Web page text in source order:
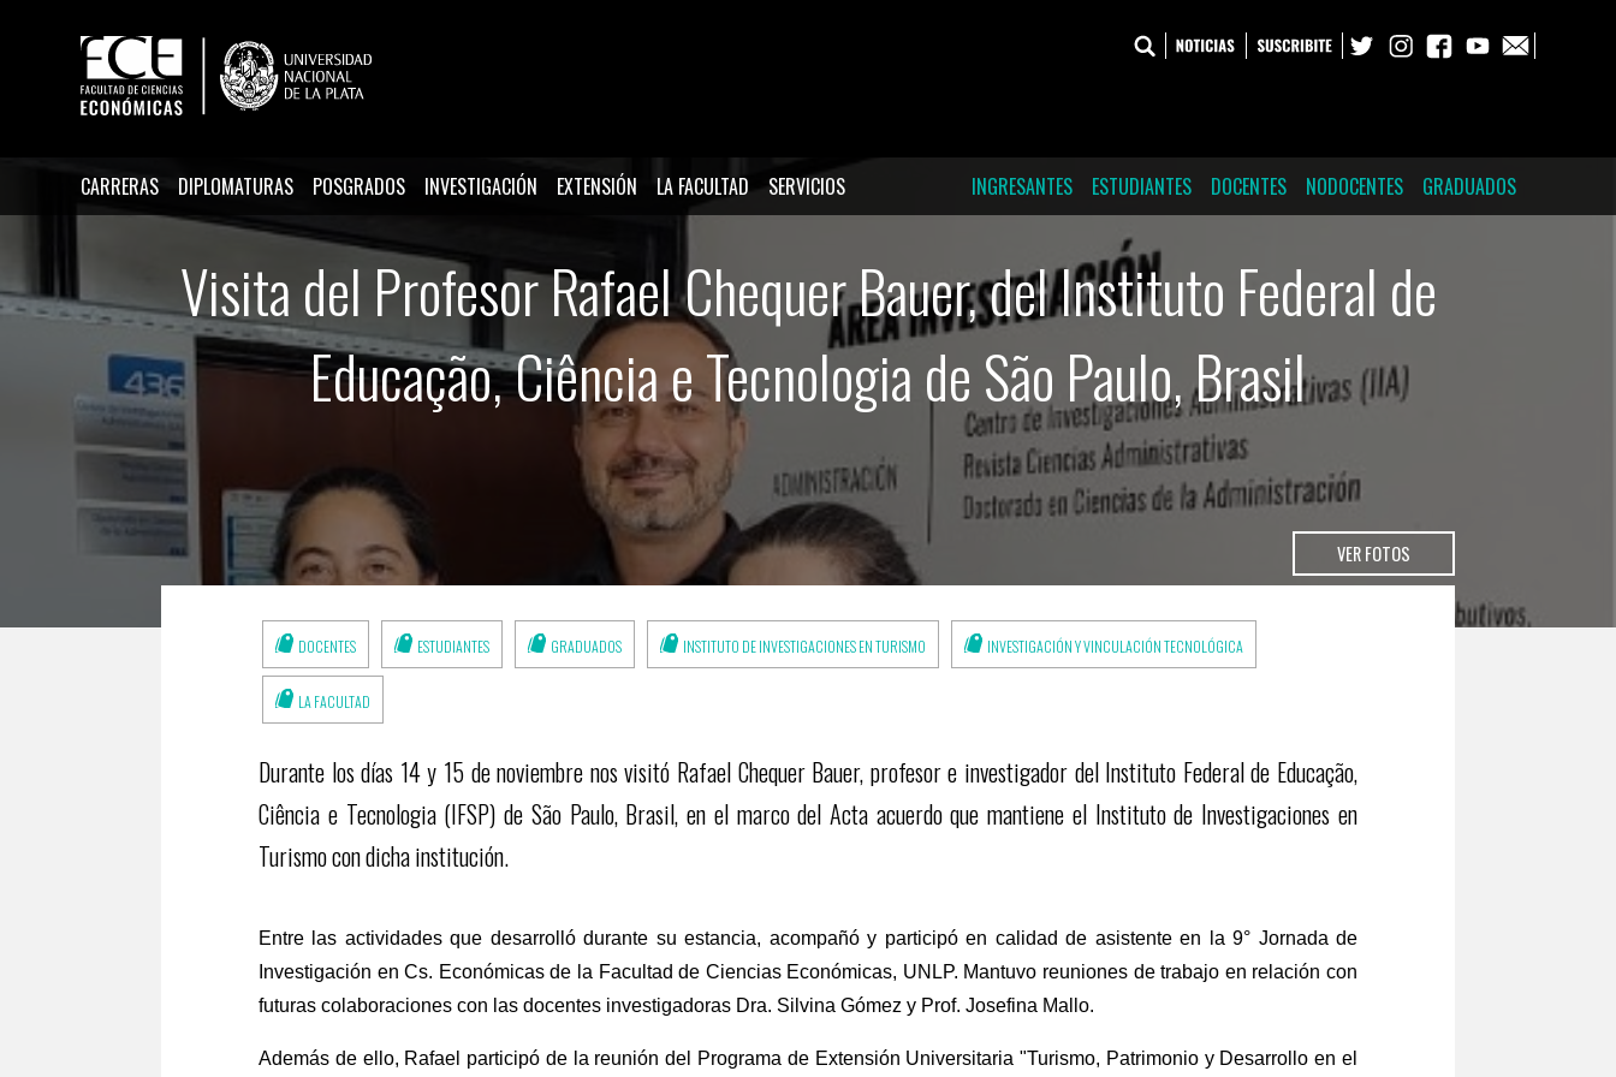
CARRERAS DIPLOMATURAS POSGRADOS INVESTIGACIÓN EXTENSIÓN LA FACULTAD SERVICIOS GRADUADOS
NODOCENTES
DOCENTES
ESTUDIANTES
INGRESANTES
Visita del Profesor Rafael Chequer Bauer, del Instituto Federal de
Educação, Ciência e Tecnologia de São Paulo, Brasil
VER FOTOS
DOCENTES ESTUDIANTES GRADUADOS INSTITUTO DE INVESTIGACIONES EN TURISMO INVESTIGACIÓN Y VINCULACIÓN TECNOLÓGICA
LA FACULTAD
Durante los días 14 y 15 de noviembre nos visitó Rafael Chequer Bauer, profesor e investigador del Instituto Federal de Educação,
Ciência e Tecnologia (IFSP) de São Paulo, Brasil, en el marco del Acta acuerdo que mantiene el Instituto de Investigaciones en
Turismo con dicha institución.
Entre las actividades que desarrolló durante su estancia, acompañó y participó en calidad de asistente en la 9° Jornada de
Investigación en Cs. Económicas de la Facultad de Ciencias Económicas, UNLP. Mantuvo reuniones de trabajo en relación con
futuras colaboraciones con las docentes investigadoras Dra. Silvina Gómez y Prof. Josefina Mallo.
Además de ello, Rafael participó de la reunión del Programa de Extensión Universitaria "Turismo, Patrimonio y Desarrollo en el